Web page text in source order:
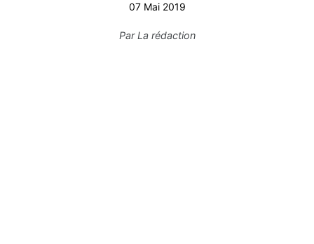
07 Mai 2019
ParLa rédaction